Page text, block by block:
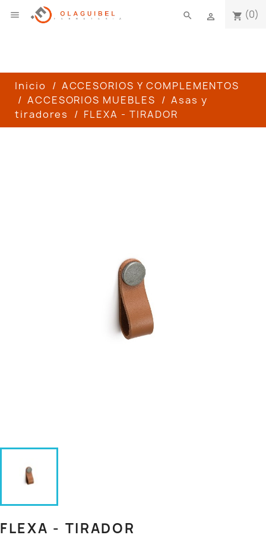
 shopping_cart (0)

search
Inicio
ACCESORIOS Y COMPLEMENTOS
ACCESORIOS MUEBLES
Asas y
tiradores
FLEXA - TIRADOR
FLEXA - TIRADOR